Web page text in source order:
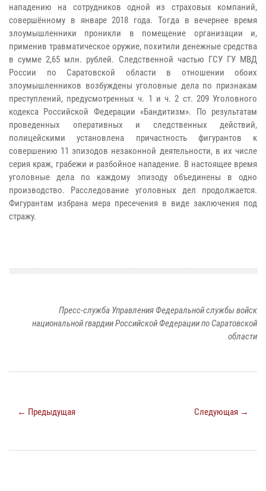
нападению на сотрудников одной из страховых компаний,
совершённому в январе 2018 года. Тогда в вечернее время
злоумышленники проникли в помещение организации и,
применив травматическое оружие, похитили денежные средства
в сумме 2,65 млн. рублей. Следственной частью ГСУ ГУ МВД
России по Саратовской области в отношении обоих
злоумышленников возбуждены уголовные дела по признакам
преступлений, предусмотренных ч. 1 и ч. 2 ст. 209 Уголовного
кодекса Российской Федерации «Бандитизм». По результатам
проведенных оперативных и следственных действий,
полицейскими установлена причастность фигурантов к
совершению 11 эпизодов незаконной деятельности, в их числе
серия краж, грабежи и разбойное нападение. В настоящее время
уголовные дела по каждому эпизоду объединены в одно
производство. Расследование уголовных дел продолжается.
Фигурантам избрана мера пресечения в виде заключения под
стражу.
Пресс-служба Управления Федеральной службы войск
национальной гвардии Российской Федерации по Саратовской
области
← Предыдущая Следующая →